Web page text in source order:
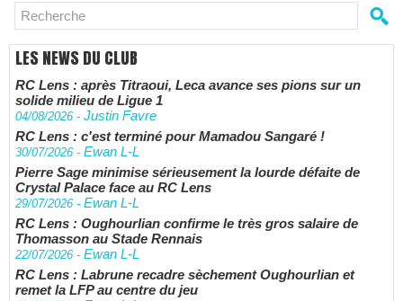
LES NEWS DU CLUB
RC Lens : après Titraoui, Leca avance ses pions sur un
solide milieu de Ligue 1
04/08/2026 - Justin Favre
RC Lens : c'est terminé pour Mamadou Sangaré !
30/07/2026 - Ewan L-L
Pierre Sage minimise sérieusement la lourde défaite de
Crystal Palace face au RC Lens
29/07/2026 - Ewan L-L
RC Lens : Oughourlian confirme le très gros salaire de
Thomasson au Stade Rennais
22/07/2026 - Ewan L-L
RC Lens : Labrune recadre sèchement Oughourlian et
remet la LFP au centre du jeu